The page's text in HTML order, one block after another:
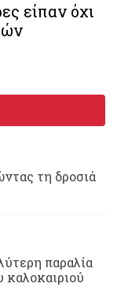
είπαν όχι
τη δροσιά
παραλία
καλοκαιριού